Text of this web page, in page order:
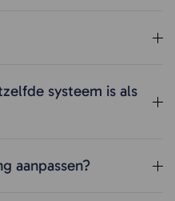
systeem is als
aanpassen?